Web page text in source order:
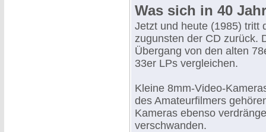
Was sich in 40
Jetzt und heute (1985) tritt
zugunsten der CD zurück.
Übergang von den alten
33er LPs vergleichen.
Kleine 8mm-Video-
des Amateurfilmers
Kameras ebenso
verschwanden.